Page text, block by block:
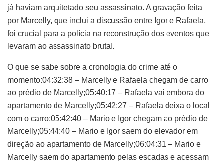
já haviam arquitetado seu assassinato. A gravação feita
por Marcelly, que inclui a discussão entre Igor e Rafaela,
foi crucial para a polícia na reconstrução dos eventos que
levaram ao assassinato brutal.
O que se sabe sobre a cronologia do crime até o
momento:04:32:38 – Marcelly e Rafaela chegam de carro
ao prédio de Marcelly;05:40:17 – Rafaela vai embora do
apartamento de Marcelly;05:42:27 – Rafaela deixa o local
com o carro;05:42:40 – Mario e Igor chegam ao prédio de
Marcelly;05:44:40 – Mario e Igor saem do elevador em
direção ao apartamento de Marcelly;06:04:31 – Mario e
Marcelly saem do apartamento pelas escadas e acessam